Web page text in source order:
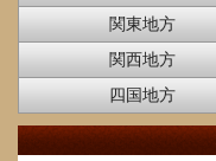
関東地方
関西地方
四国地方